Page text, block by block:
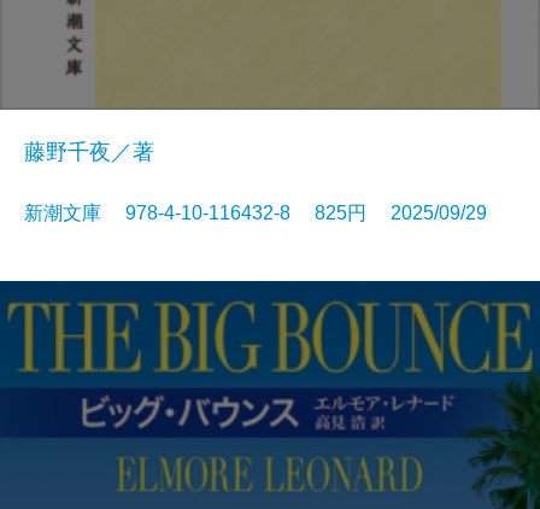
藤野千夜／著
新潮文庫 978-4-10-116432-8 825円 2025/09/29